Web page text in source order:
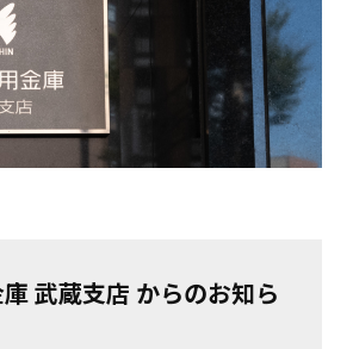
武蔵支店 からのお知ら